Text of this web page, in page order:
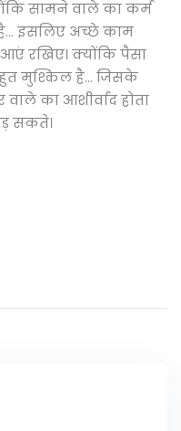
सामने वाले का कर्म
इसलिए अच्छे काम
रखिए। क्योंकि पैसा
मुश्किल है... जिसके
का आशीर्वाद होता
सकते।